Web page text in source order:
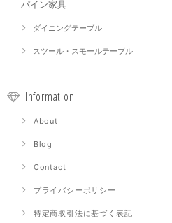
パイン家具
ダイニングテーブル
スツール・スモールテーブル
Information
About
Blog
Contact
プライバシーポリシー
特定商取引法に基づく表記